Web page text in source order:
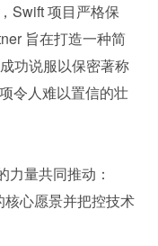
Swift 项目严格保
旨在打造一种简
功说服以保密著称
令人难以置信的壮
力量共同推动：
核心愿景并把控技术